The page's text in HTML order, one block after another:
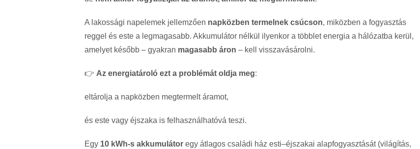
A lakossági napelemek jellemzően napközben termelnek csúcson, miközben a fogyasztás
reggel és este a legmagasabb. Akkumulátor nélkül ilyenkor a többlet energia a hálózatba kerül,
amelyet később – gyakran magasabb áron – kell visszavásárolni.
👉 Az energiatároló ezt a problémát oldja meg:
eltárolja a napközben megtermelt áramot,
és este vagy éjszaka is felhasználhatóvá teszi.
Egy 10 kWh-s akkumulátor egy átlagos családi ház esti–éjszakai alapfogyasztását (világítás,